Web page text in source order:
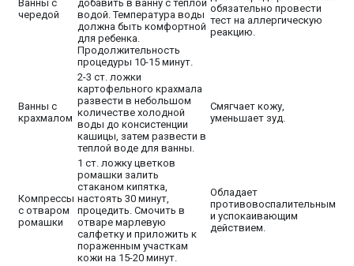
Ванны с
чередой
добавить в ванну с теплой
водой. Температура воды
должна быть комфортной
для ребенка.
Продолжительность
процедуры 10-15 минут.
обязательно провести
тест на аллергическую
реакцию.
Ванны с
крахмалом
2-3 ст. ложки
картофельного крахмала
развести в небольшом
количестве холодной
воды до консистенции
кашицы, затем развести в
теплой воде для ванны.
Смягчает кожу,
уменьшает зуд.
Компрессы
с отваром
ромашки
1 ст. ложку цветков
ромашки залить
стаканом кипятка,
настоять 30 минут,
процедить. Смочить в
отваре марлевую
салфетку и приложить к
пораженным участкам
кожи на 15-20 минут.
Обладает
противовоспалительным
и успокаивающим
действием.